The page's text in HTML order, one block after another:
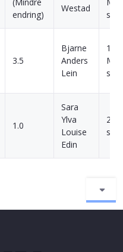
endring)
Westad
3.5
Bjarne
Anders
Lein
11
1.0
Sara
Ylva
Louise
Edin
2 År